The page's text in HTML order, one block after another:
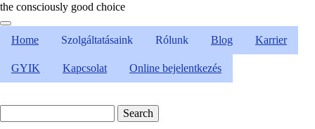
the consciously good choice
Home Szolgáltatásaink Rólunk Blog Karrier
GYIK Kapcsolat Online bejelentkezés